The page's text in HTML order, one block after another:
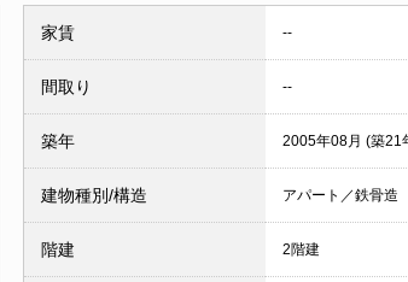
家賃 --
間取り --
築年 2005年08月 (築21
建物種別/構造 アパート／鉄骨造
階建 2階建